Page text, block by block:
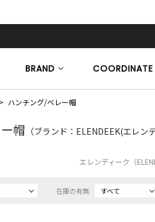
BRAND COORDINATE
ハンチング/ベレー帽
帽 （ブランド：ELENDEEK(エレン
エレンディーク（
在庫の有無 すべて